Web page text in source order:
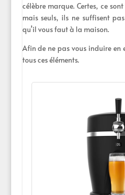
célèbre marque. Certes, ce
mais seuls, ils ne suffisent
qu’il vous faut à la maison.
Afin de ne pas vous induire en
tous ces éléments.